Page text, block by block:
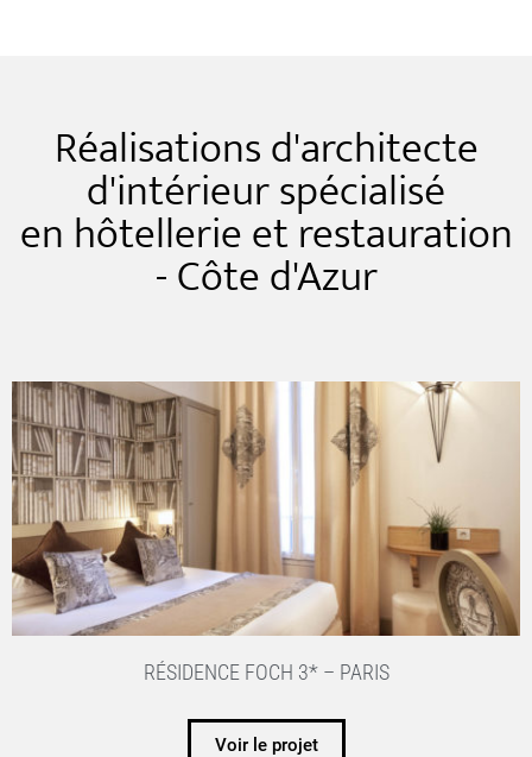
Réalisations d'architecte
d'intérieur spécialisé
en hôtellerie et restauration
- Côte d'Azur
RÉSIDENCE FOCH 3* – PARIS
Voir le projet